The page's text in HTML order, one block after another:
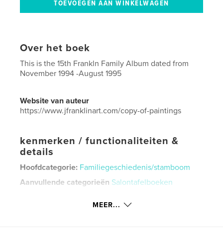
Over het boek
This is the 15th Frankln Family Album dated from
November 1994 -August 1995
Website van auteur
https://www.jfranklinart.com/copy-of-paintings
kenmerken / functionaliteiten &
details
Hoofdcategorie: Familiegeschiedenis/stamboom
Aanvullende categorieën Salontafelboeken
MEER...